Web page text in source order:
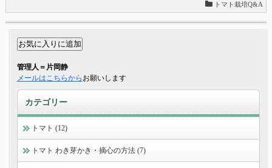
トマト栽培Q&A
管理人＝片岡静
メールはこちらから お願いします
カテゴリー
トマト (12)
トマト わき芽かき・摘心の方法 (7)